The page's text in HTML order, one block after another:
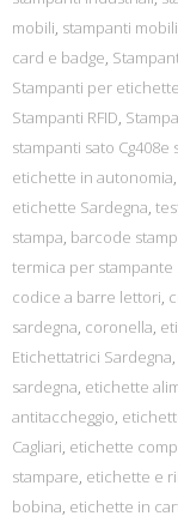
mobili, stampanti mobili
card e badge,
Stampanti per etichette
Stampanti RFID,
stampanti sato Cg408e
etichette in autonomia,
etichette Sardegna,
stampa, barcode
termica per stampante
codice a barre lettori,
sardegna, coronella,
Etichettatrici Sardegna,
sardegna, etichette
antitaccheggio,
Cagliari, etichette
stampare, etichette e
bobina, etichette in